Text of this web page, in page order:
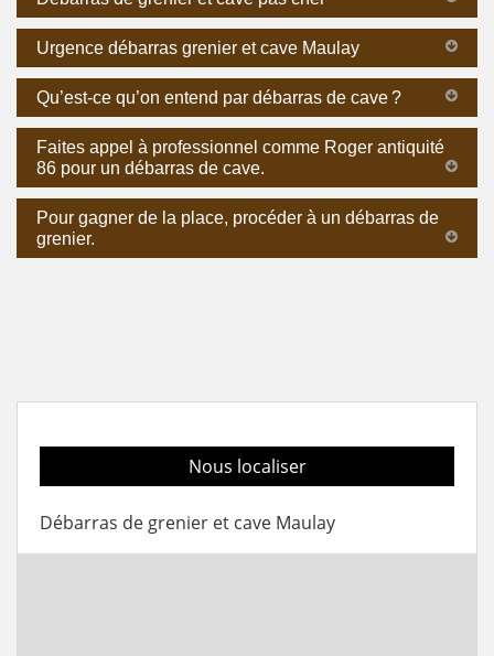
Urgence débarras grenier et cave Maulay
Qu’est-ce qu’on entend par débarras de cave ?
Faites appel à professionnel comme Roger antiquité
86 pour un débarras de cave.
Pour gagner de la place, procéder à un débarras de
grenier.
Nous localiser
Débarras de grenier et cave Maulay